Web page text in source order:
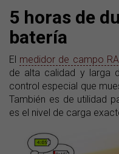
5 horas de
batería
El medidor de campo
de alta calidad y larga
control especial que
También es de utilidad
es el nivel de carga